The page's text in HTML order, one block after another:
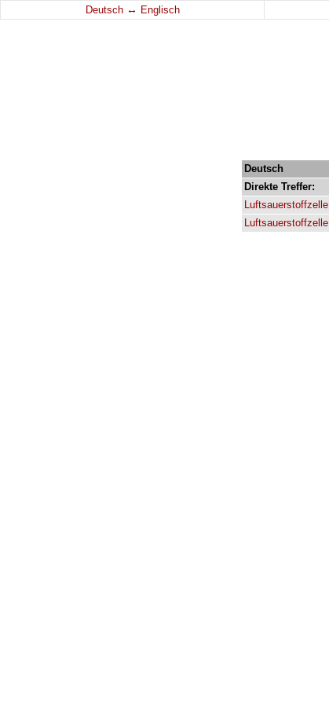
Deutsch ↔ Englisch
Deutsch
Direkte Treffer:
Luftsauerstoffzelle
Luftsauerstoffzelle